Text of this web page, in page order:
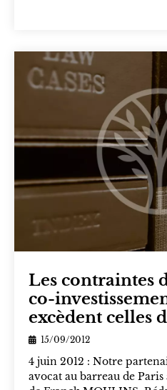
Les contraintes
co-
excèdent celles
15/09/2012
4 juin 2012 : Notre
avocat au barreau de